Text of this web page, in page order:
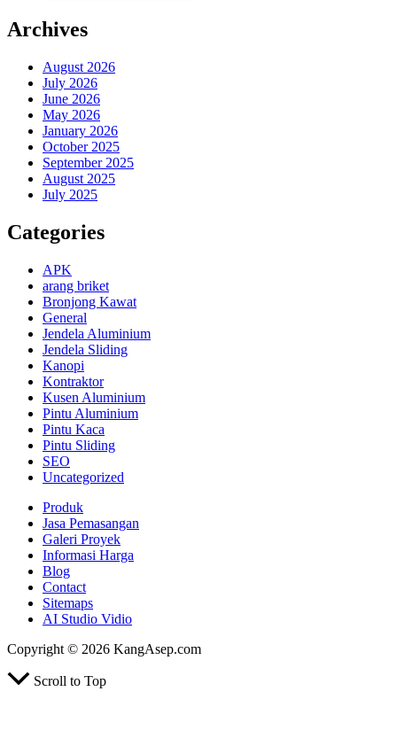
Archives
August 2026
July 2026
June 2026
May 2026
January 2026
October 2025
September 2025
August 2025
July 2025
Categories
APK
arang briket
Bronjong Kawat
General
Jendela Aluminium
Jendela Sliding
Kanopi
Kontraktor
Kusen Aluminium
Pintu Aluminium
Pintu Kaca
Pintu Sliding
SEO
Uncategorized
Produk
Jasa Pemasangan
Galeri Proyek
Informasi Harga
Blog
Contact
Sitemaps
AI Studio Vidio
Copyright © 2026 KangAsep.com
Scroll to Top